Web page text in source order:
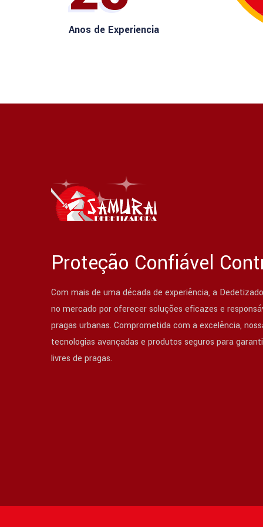
Anos de Experiencia
Proteção Confiável
Com mais de uma década de experiência, a
no mercado por oferecer soluções eficazes e
pragas urbanas. Comprometida com a excelência,
tecnologias avançadas e produtos seguros para
livres de pragas.